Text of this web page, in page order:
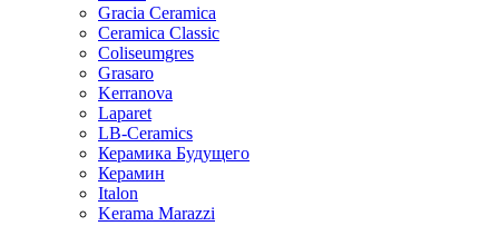
Gracia Ceramica
Ceramica Classic
Coliseumgres
Grasaro
Kerranova
Laparet
LB-Ceramics
Керамика Будущего
Керамин
Italon
Kerama Marazzi